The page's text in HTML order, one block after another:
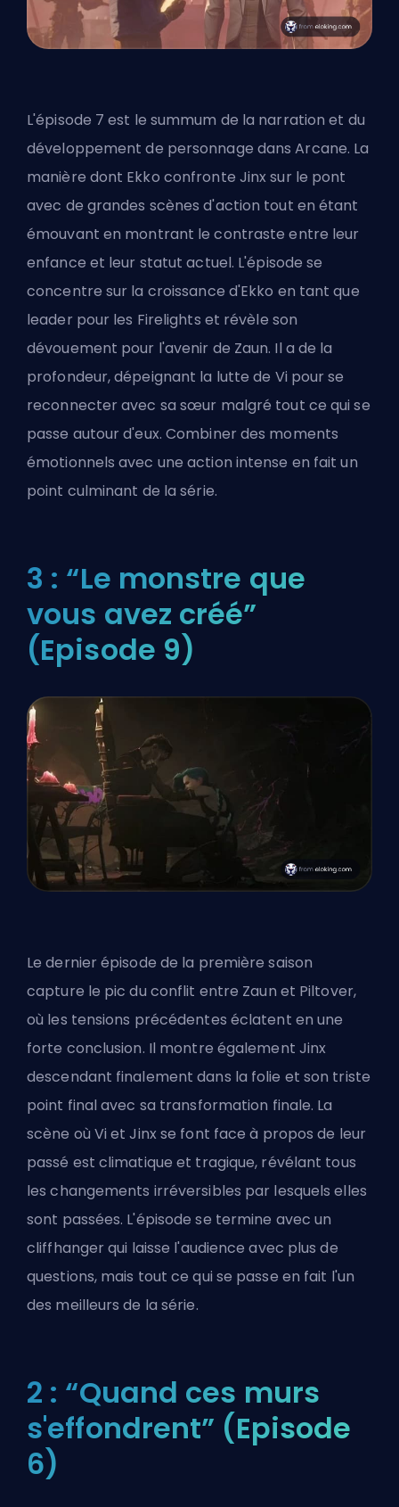
L'épisode 7 est le summum de la narration et du
développement de personnage dans Arcane. La
manière dont Ekko confronte Jinx sur le pont
avec de grandes scènes d'action tout en étant
émouvant en montrant le contraste entre leur
enfance et leur statut actuel. L'épisode se
concentre sur la croissance d'Ekko en tant que
leader pour les Firelights et révèle son
dévouement pour l'avenir de Zaun. Il a de la
profondeur, dépeignant la lutte de Vi pour se
reconnecter avec sa sœur malgré tout ce qui se
passe autour d'eux. Combiner des moments
émotionnels avec une action intense en fait un
point culminant de la série.
3 : “Le monstre que
vous avez créé”
(Episode 9)
Le dernier épisode de la première saison
capture le pic du conflit entre Zaun et Piltover,
où les tensions précédentes éclatent en une
forte conclusion. Il montre également Jinx
descendant finalement dans la folie et son triste
point final avec sa transformation finale. La
scène où Vi et Jinx se font face à propos de leur
passé est climatique et tragique, révélant tous
les changements irréversibles par lesquels elles
sont passées. L'épisode se termine avec un
cliffhanger qui laisse l'audience avec plus de
questions, mais tout ce qui se passe en fait l'un
des meilleurs de la série.
2 : “Quand ces murs
s'effondrent” (Episode
6)